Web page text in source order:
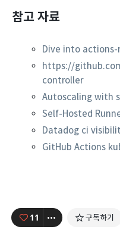
참고 자료
Dive into
https://
controller
Autoscaling with
Self-Hosted
Datadog ci
GitHub Actions
11 구독하기